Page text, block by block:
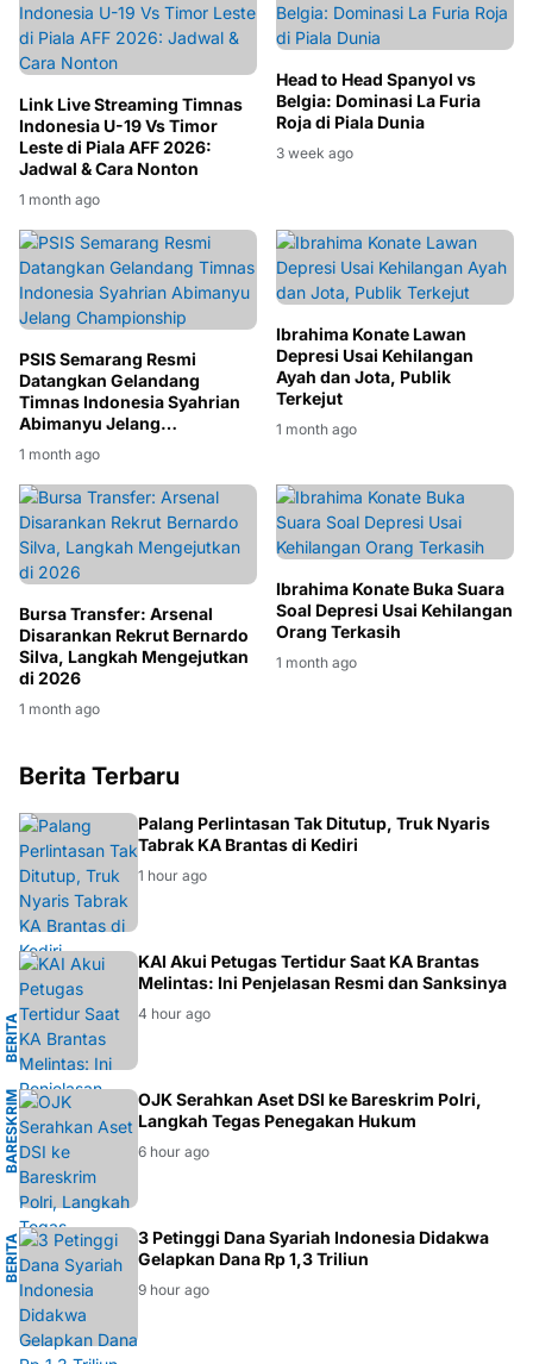
Link Live Streaming Timnas
Indonesia U-19 Vs Timor
Leste di Piala AFF 2026:
Jadwal & Cara Nonton
1 month ago
Head to Head Spanyol vs
Belgia: Dominasi La Furia
Roja di Piala Dunia
3 week ago
PSIS Semarang Resmi
Datangkan Gelandang
Timnas Indonesia Syahrian
Abimanyu Jelang
Championship
1 month ago
Ibrahima Konate Lawan
Depresi Usai Kehilangan
Ayah dan Jota, Publik
Terkejut
1 month ago
Bursa Transfer: Arsenal
Disarankan Rekrut Bernardo
Silva, Langkah Mengejutkan
di 2026
1 month ago
Ibrahima Konate Buka Suara
Soal Depresi Usai Kehilangan
Orang Terkasih
1 month ago
Berita Terbaru
BERITA
Palang Perlintasan Tak Ditutup, Truk Nyaris
Tabrak KA Brantas di Kediri
1 hour ago
B
E
R
I
T
A
T
R
A
N
S
P
O
R
T
A
SI
KAI Akui Petugas Tertidur Saat KA Brantas
Melintas: Ini Penjelasan Resmi dan Sanksinya
4 hour ago
B
A
R
E
S
K
R
I
M
P
O
L
RI
OJK Serahkan Aset DSI ke Bareskrim Polri,
Langkah Tegas Penegakan Hukum
6 hour ago
B
E
R
I
T
A
H
U
K
UM
3 Petinggi Dana Syariah Indonesia Didakwa
Gelapkan Dana Rp 1,3 Triliun
9 hour ago